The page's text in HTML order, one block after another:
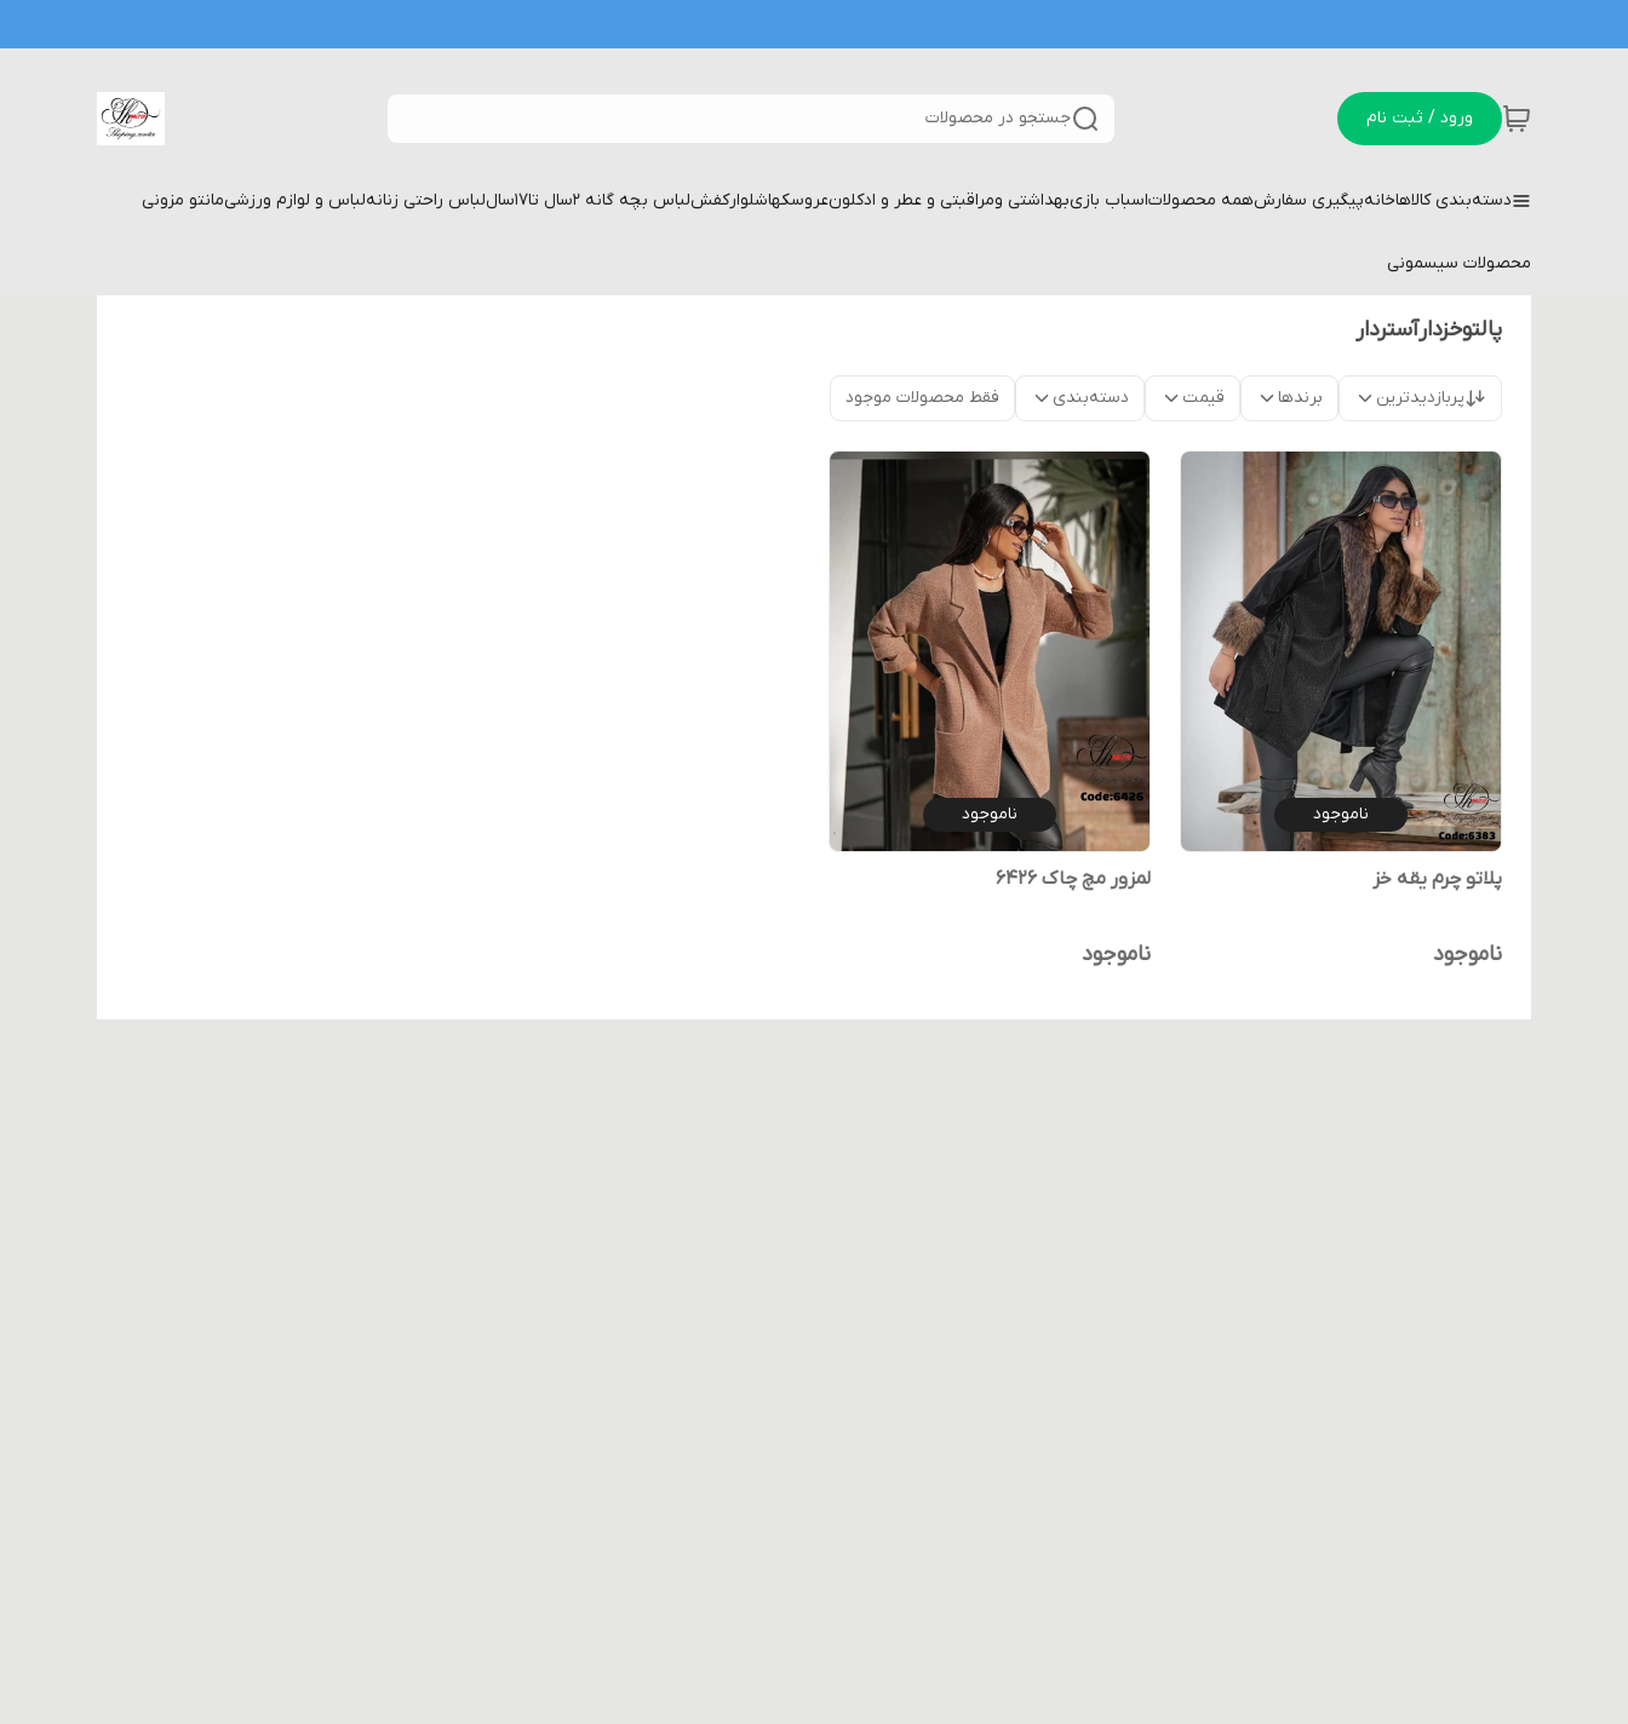
ورود / ثبت نام جستجو در محصولات
دسته‌بندی کالاهاخانهپیگیری سفارشهمه محصولاتاسباب بازیبهداشتی ومراقبتی و عطر و ادکلونعروسکهاشلوارکفشلباس بچه گانه 2سال تا۱۷سال لباس راحتی زنانهلباس و لوازم ورزشیمانتو مزونی
محصولات سیسمونی
پالتوخزدارآستردار
پربازدیدترین برندها قیمت دسته‌بندی فقط محصولات موجود
ناموجود
پلاتو چرم یقه خز
ناموجود
ناموجود
لمزور مچ چاک ۶۴۲۶
ناموجود